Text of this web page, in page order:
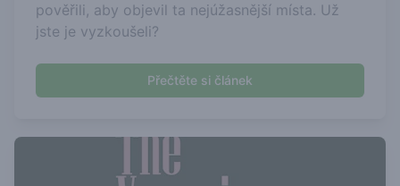
pověřili, aby objevil ta nejúžasnější místa. Už
jste je vyzkoušeli?
Přečtěte si článek